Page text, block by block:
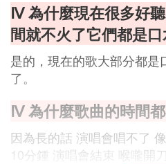
Ⅳ 為什麼現在很多好
間就不火了它們都是
是的，現在的歌大部分都是
了。
Ⅳ 為什麼歌曲的時間
因為長的話 演唱會唱不了
10分鍾 演唱會結束 喉嚨開